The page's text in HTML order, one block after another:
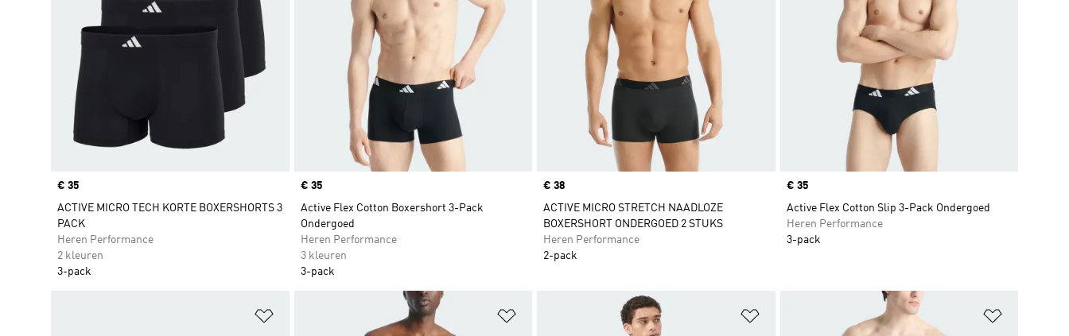
Price
€ 35
ACTIVE MICRO TECH KORTE BOXERSHORTS 3
PACK
Heren Performance
2 kleuren
3-pack
Price
€ 35
Active Flex Cotton Boxershort 3-Pack
Ondergoed
Heren Performance
3 kleuren
3-pack
Price
€ 38
ACTIVE MICRO STRETCH NAADLOZE
BOXERSHORT ONDERGOED 2 STUKS
Heren Performance
2-pack
Price
€ 35
Active Flex Cotton Slip 3-Pack Ondergoed
Heren Performance
3-pack
Op verlanglijst zetten